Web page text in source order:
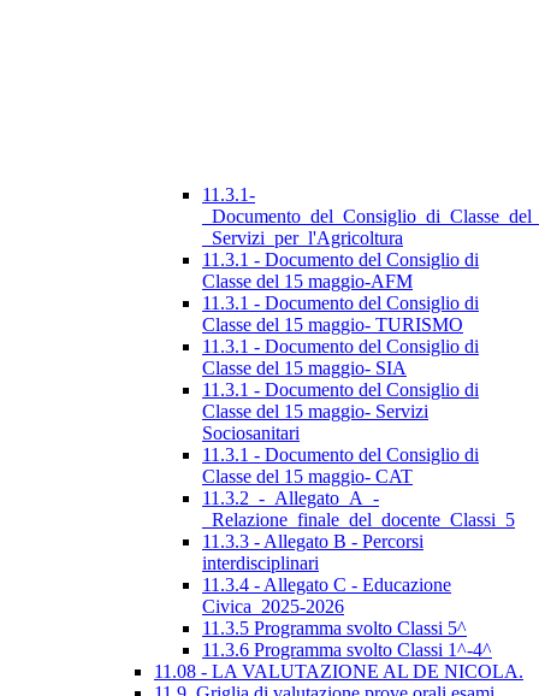
11.3.1-
_Servizi_per_l'Agricoltura
11.3.1 - Documento del Consiglio di
Classe del 15 maggio-AFM
11.3.1 - Documento del Consiglio di
Classe del 15 maggio- TURISMO
11.3.1 - Documento del Consiglio di
Classe del 15 maggio- SIA
11.3.1 - Documento del Consiglio di
Classe del 15 maggio- Servizi
Sociosanitari
11.3.1 - Documento del Consiglio di
Classe del 15 maggio- CAT
11.3.2_-_Allegato_A_-
_Relazione_finale_del_docente_Classi_5
11.3.3 - Allegato B - Percorsi
interdisciplinari
11.3.4 - Allegato C - Educazione
Civica_2025-2026
11.3.5 Programma svolto Classi 5^
11.3.6 Programma svolto Classi 1^-4^
11.08 - LA VALUTAZIONE AL DE NICOLA.